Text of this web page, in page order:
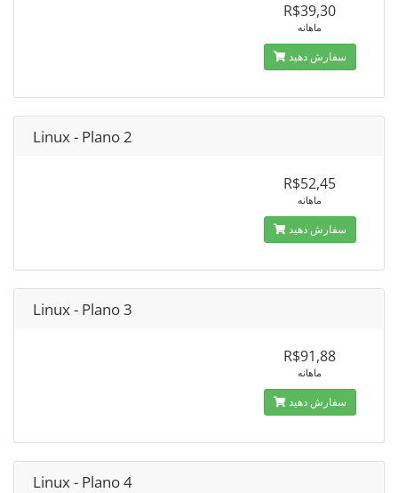
R$39,30
ماهانه
سفارش دهید
Linux - Plano 2
R$52,45
ماهانه
سفارش دهید
Linux - Plano 3
R$91,88
ماهانه
سفارش دهید
Linux - Plano 4